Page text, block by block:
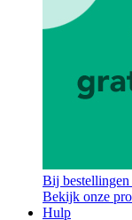
Bij bestellingen
Bekijk onze
Hulp